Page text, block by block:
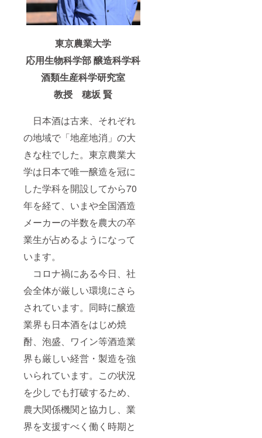
東京農業大学
応用生物科学部 醸造科学科
酒類生産科学研究室
教授 穂坂 賢
日本酒は古来、それぞれ
の地域で「地産地消」の大
きな柱でした。東京農業大
学は日本で唯一醸造を冠に
した学科を開設してから70
年を経て、いまや全国酒造
メーカーの半数を農大の卒
業生が占めるようになって
います。
コロナ禍にある今日、社
会全体が厳しい環境にさら
されています。同時に醸造
業界も日本酒をはじめ焼
酎、泡盛、ワイン等酒造業
界も厳しい経営・製造を強
いられています。この状況
を少しでも打破するため、
農大関係機関と協力し、業
界を支援すべく働く時期と